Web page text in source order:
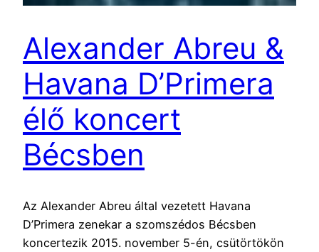
Alexander Abreu &
Havana D’Primera
élő koncert
Bécsben
Az Alexander Abreu által vezetett Havana
D’Primera zenekar a szomszédos Bécsben
koncertezik 2015. november 5-én, csütörtökön